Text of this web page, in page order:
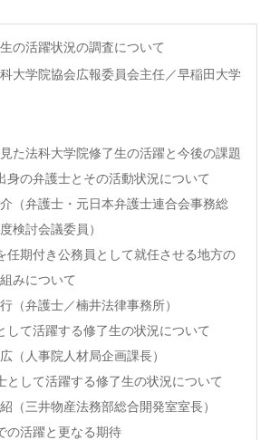
の活躍状況の調査について
大学院協会広報委員会主任／早稲田大学
た法科大学院修了生の活躍と今後の課題
の弁護士とその活動状況について
護士・元日本弁護士連合会事務総
検討会議委員）
期付き公務員として就任させる地方の
みについて
護士／楠井法律事務所）
て活躍する修了生の状況について
事院人材局企画課長）
して活躍する修了生の状況について
井物産法務部総合開発室室長）
活躍と更なる期待